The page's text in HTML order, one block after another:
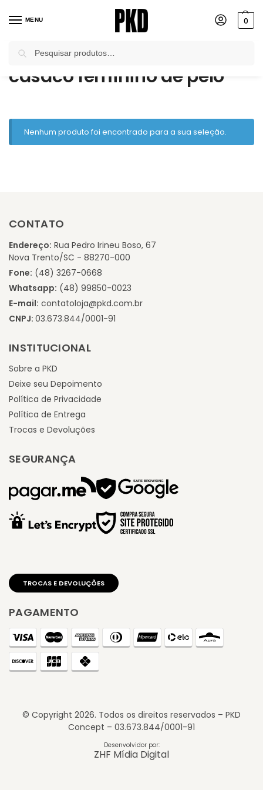
MENU 0
Início / Produtos marcados com a tag “casaco feminino de pelo”
casaco feminino de pelo
Nenhum produto foi encontrado para a sua seleção.
CONTATO
Endereço: Rua Pedro Irineu Boso, 67
Nova Trento/SC - 88270-000
Fone: (48) 3267-0668
Whatsapp: (48) 99850-0023
E-mail: contatoloja@pkd.com.br
CNPJ: 03.673.844/0001-91
INSTITUCIONAL
Sobre a PKD
Deixe seu Depoimento
Política de Privacidade
Política de Entrega
Trocas e Devoluções
SEGURANÇA
TROCAS E DEVOLUÇÕES
PAGAMENTO
© Copyright 2026. Todos os direitos reservados – PKD
Concept – 03.673.844/0001-91
Desenvolvidor por:
ZHF Mídia Digital